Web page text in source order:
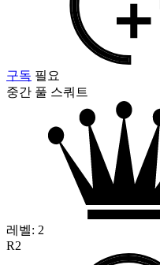
구독 필요
중간 풀 스쿼트
레벨: 2
R2